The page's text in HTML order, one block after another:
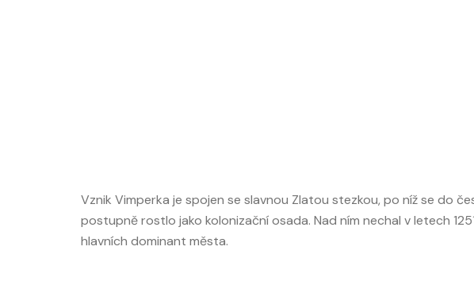
Vznik Vimperka je spojen se slavnou Zlatou stezkou, po níž se do
postupně rostlo jako kolonizační osada. Nad ním nechal v letech
hlavních dominant města.